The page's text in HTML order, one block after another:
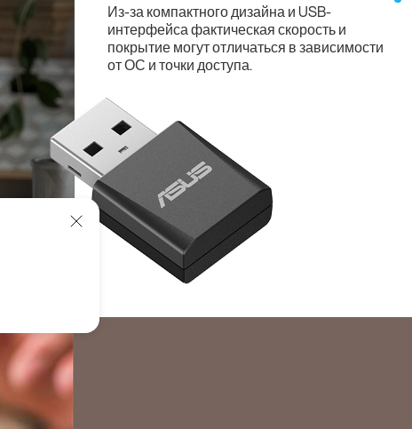
Из-за компактного дизайна и USB-
интерфейса фактическая скорость и
покрытие могут отличаться в зависимости
от ОС и точки доступа.